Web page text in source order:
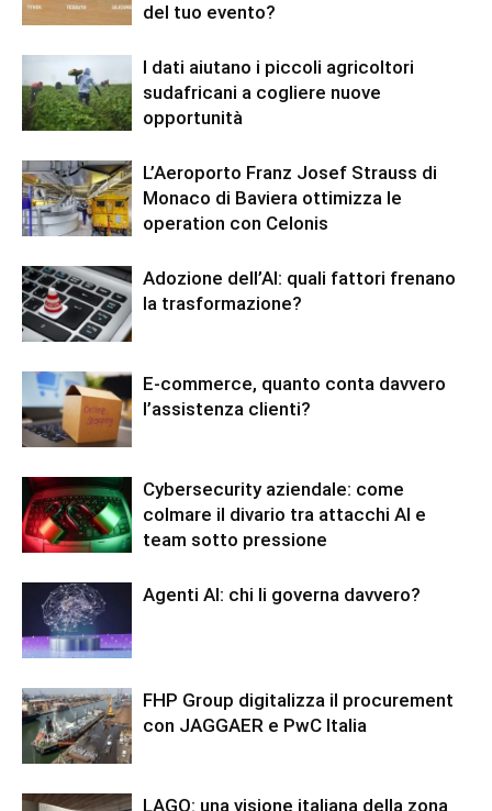
del tuo evento?
I dati aiutano i piccoli agricoltori
sudafricani a cogliere nuove
opportunità
L’Aeroporto Franz Josef Strauss di
Monaco di Baviera ottimizza le
operation con Celonis
Adozione dell’AI: quali fattori frenano
la trasformazione?
E-commerce, quanto conta davvero
l’assistenza clienti?
Cybersecurity aziendale: come
colmare il divario tra attacchi AI e
team sotto pressione
Agenti AI: chi li governa davvero?
FHP Group digitalizza il procurement
con JAGGAER e PwC Italia
LAGO: una visione italiana della zona